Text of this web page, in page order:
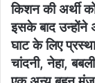
किशन की अर्थी
इसके बाद उन्होंने
घाट के लिए
चांदनी, नेहा,